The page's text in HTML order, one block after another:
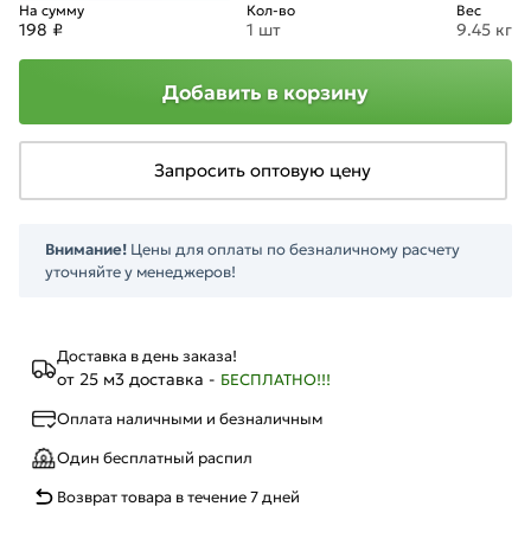
Доставка в день заказа!
от 25 м3 доставка - БЕСПЛАТНО!!!
Оплата наличными и безналичным
Один бесплатный распил
Возврат товара в течение 7 дней
На сумму
198 ₽
Кол-во
1 шт
Вес
9.45 кг
Добавить в корзину
Запросить оптовую цену
Внимание! Цены для оплаты по безналичному расчету
уточняйте у менеджеров!